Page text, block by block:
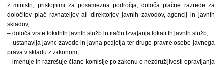
z ministri, pristojnimi za posamezna področja, določa plačne razrede za
določitev plač ravnateljev ali direktorjev javnih zavodov, agencij in javnih
skladov,
– določa vrste lokalnih javnih služb in način izvajanja lokalnih javnih služb,
– ustanavlja javne zavode in javna podjetja ter druge pravne osebe javnega
prava v skladu z zakonom,
– imenuje in razrešuje člane komisije po zakonu o nezdružljivosti opravljanja